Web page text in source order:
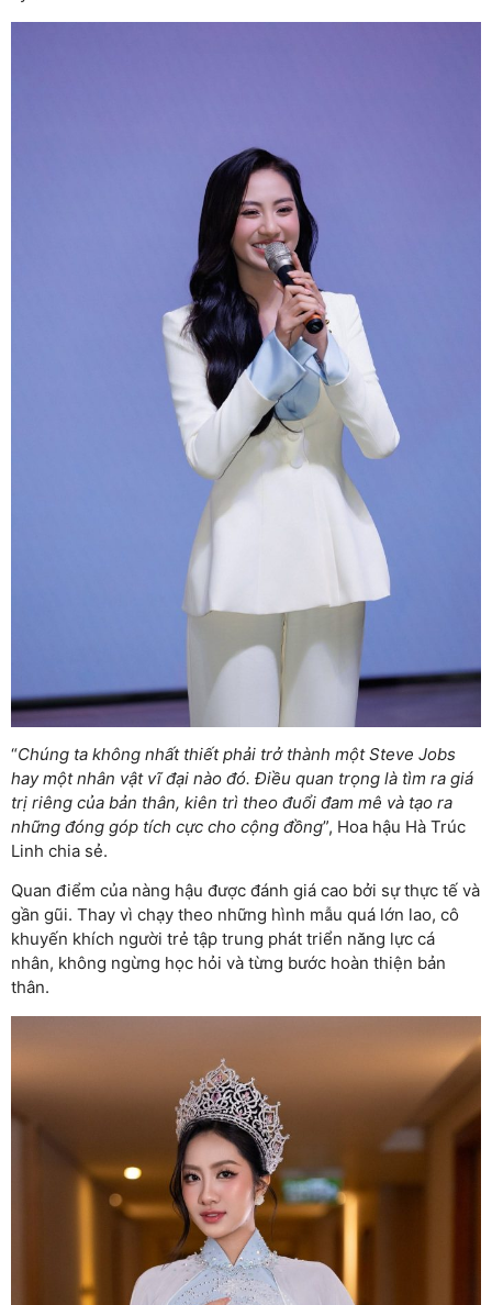
“Chúng ta không nhất thiết phải trở thành một Steve Jobs
hay một nhân vật vĩ đại nào đó. Điều quan trọng là tìm ra giá
trị riêng của bản thân, kiên trì theo đuổi đam mê và tạo ra
những đóng góp tích cực cho cộng đồng”, Hoa hậu Hà Trúc
Linh chia sẻ.
Quan điểm của nàng hậu được đánh giá cao bởi sự thực tế và
gần gũi. Thay vì chạy theo những hình mẫu quá lớn lao, cô
khuyến khích người trẻ tập trung phát triển năng lực cá
nhân, không ngừng học hỏi và từng bước hoàn thiện bản
thân.